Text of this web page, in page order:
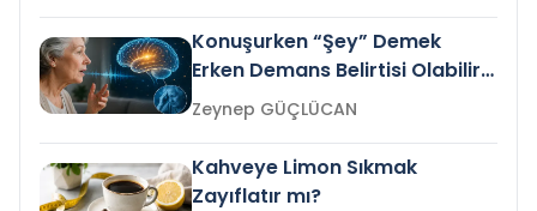
Konuşurken “Şey” Demek
Erken Demans Belirtisi Olabilir
mi?
Zeynep GÜÇLÜCAN
Kahveye Limon Sıkmak
Zayıflatır mı?